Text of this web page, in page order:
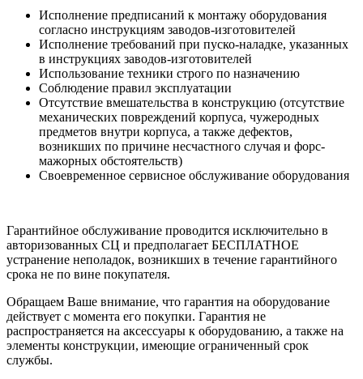
Исполнение предписаний к монтажу оборудования
согласно инструкциям заводов-изготовителей
Исполнение требований при пуско-наладке, указанных
в инструкциях заводов-изготовителей
Использование техники строго по назначению
Соблюдение правил эксплуатации
Отсутствие вмешательства в конструкцию (отсутствие
механических повреждений корпуса, чужеродных
предметов внутри корпуса, а также дефектов,
возникших по причине несчастного случая и форс-
мажорных обстоятельств)
Своевременное сервисное обслуживание оборудования
Гарантийное обслуживание проводится исключительно в
авторизованных СЦ и предполагает БЕСПЛАТНОЕ
устранение неполадок, возникших в течение гарантийного
срока не по вине покупателя.
Обращаем Ваше внимание, что гарантия на оборудование
действует с момента его покупки. Гарантия не
распространяется на аксессуары к оборудованию, а также на
элементы конструкции, имеющие ограниченный срок
службы.